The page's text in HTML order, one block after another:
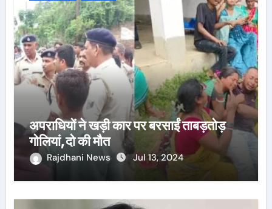
अपराधियों ने खड़ी कार पर बरसाईं ताबड़तोड़
गोलियां,दो की मौत
Rajdhani News Jul 13, 2024